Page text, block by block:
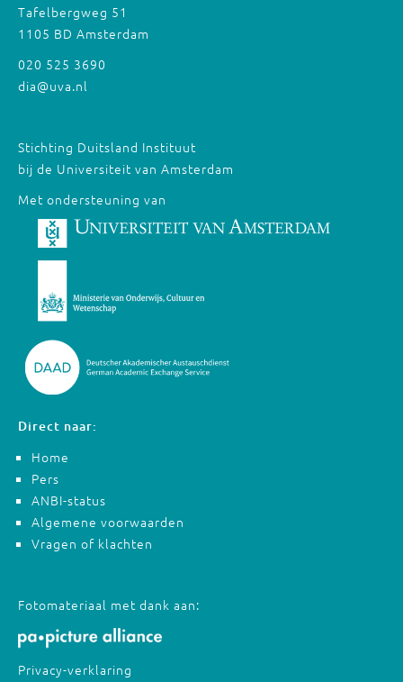
Tafelbergweg 51
1105 BD Amsterdam
020 525 3690
dia@uva.nl
Stichting Duitsland Instituut
bij de Universiteit van Amsterdam
Met ondersteuning van
Direct naar:
Home
Pers
ANBI-status
Algemene voorwaarden
Vragen of klachten
Fotomateriaal met dank aan:
Privacy-verklaring